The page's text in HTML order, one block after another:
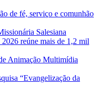
de fé, serviço e comunhão
Salesiana
reúne mais de 1,2 mil
Animação Multimídia
“Evangelização da